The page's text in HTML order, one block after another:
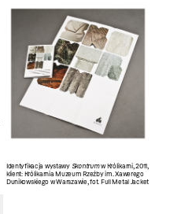
Identyfikacja wystawy Skontrumw Królikarni, 2011,
klient: Królikarnia Muzeum Rzeźby im. Xawerego
Dunikowskiego w Warszawie, fot. Full Metal Jacket